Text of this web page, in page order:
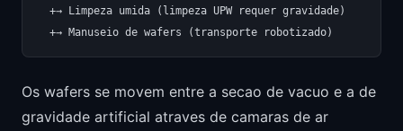
  +→ Limpeza umida (limpeza UPW requer gravidade)
Os wafers se movem entre a secao de vacuo e a de
gravidade artificial atraves de camaras de ar